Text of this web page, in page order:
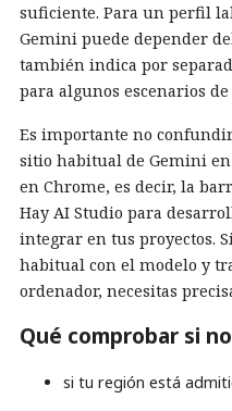
suficiente. Para un perfil
Gemini puede depender
también indica por
para algunos escenarios de
Es importante no
sitio habitual de Gemini
en Chrome, es decir, la
Hay AI Studio para
integrar en tus proyectos.
habitual con el modelo y
ordenador, necesitas
Qué comprobar si
si tu región está